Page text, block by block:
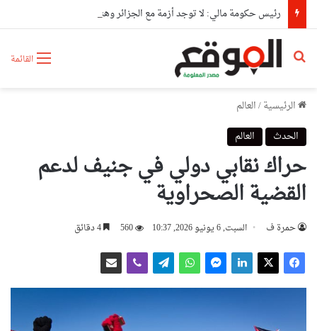
القائمة بحث عن
الرئيسية/العالم
الحدث
العالم
حراك نقابي دولي في جنيف لدعم
القضية الصحراوية
حمرة ف السبت, 6 يونيو 2026, 10:37 560